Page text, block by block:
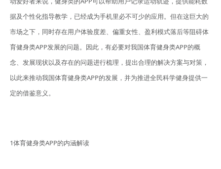
据及个性化指导教学，已经成为手机里必不可少的应用。但在这巨大的
市场之下，同时存在用户体验度差、偏重女性、盈利模式落后等阻碍体
育健身类APP发展的问题。因此，有必要对我国体育健身类APP的概
念、发展现状以及存在的问题进行梳理，提出合理的解决方案与对策，
以此来推动我国体育健身类APP的发展，并为推进全民科学健身提供一
定的借鉴意义。
1体育健身类APP的内涵解读